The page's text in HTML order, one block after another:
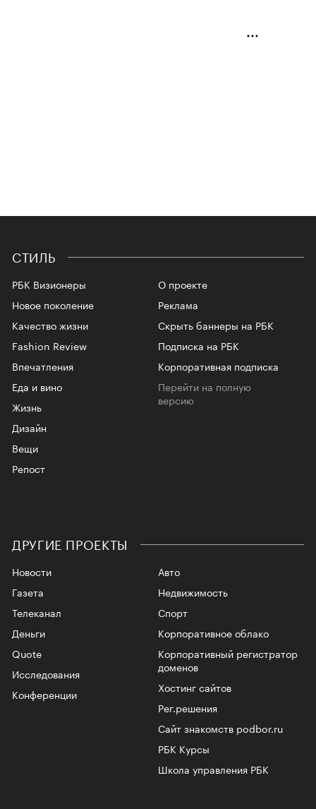
СТИЛЬ
РБК Визионеры
Новое поколение
Качество жизни
Fashion Review
Впечатления
Еда и вино
Жизнь
Дизайн
Вещи
Репост
О проекте
Реклама
Скрыть баннеры на РБК
Подписка на РБК
Корпоративная подписка
Перейти на полную
версию
ДРУГИЕ ПРОЕКТЫ
Новости
Газета
Телеканал
Авто
Недвижимость
Спорт
Корпоративное облако
Корпоративный регистратор
доменов
Хостинг сайтов
Рег.решения
Сайт знакомств podbor.ru
РБК Курсы
Школа управления РБК
Деньги
Quote
Исследования
Конференции